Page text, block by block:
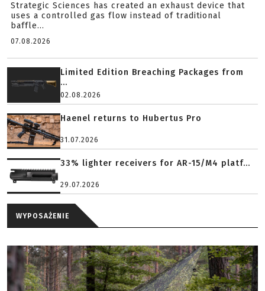
Strategic Sciences has created an exhaust device that
uses a controlled gas flow instead of traditional
baffle...
07.08.2026
Limited Edition Breaching Packages from
...
02.08.2026
Haenel returns to Hubertus Pro
31.07.2026
33% lighter receivers for AR-15/M4 platf...
29.07.2026
WYPOSAŻENIE